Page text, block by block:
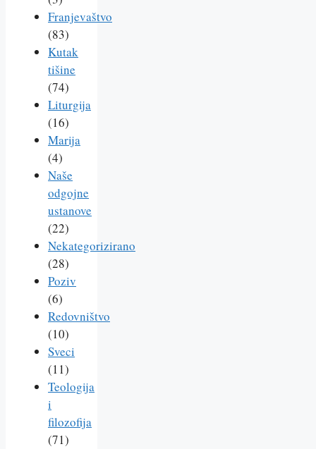
Franjevaštvo
(83)
Kutak
tišine
(74)
Liturgija
(16)
Marija
(4)
Naše
odgojne
ustanove
(22)
Nekategorizirano
(28)
Poziv
(6)
Redovništvo
(10)
Sveci
(11)
Teologija
i
filozofija
(71)